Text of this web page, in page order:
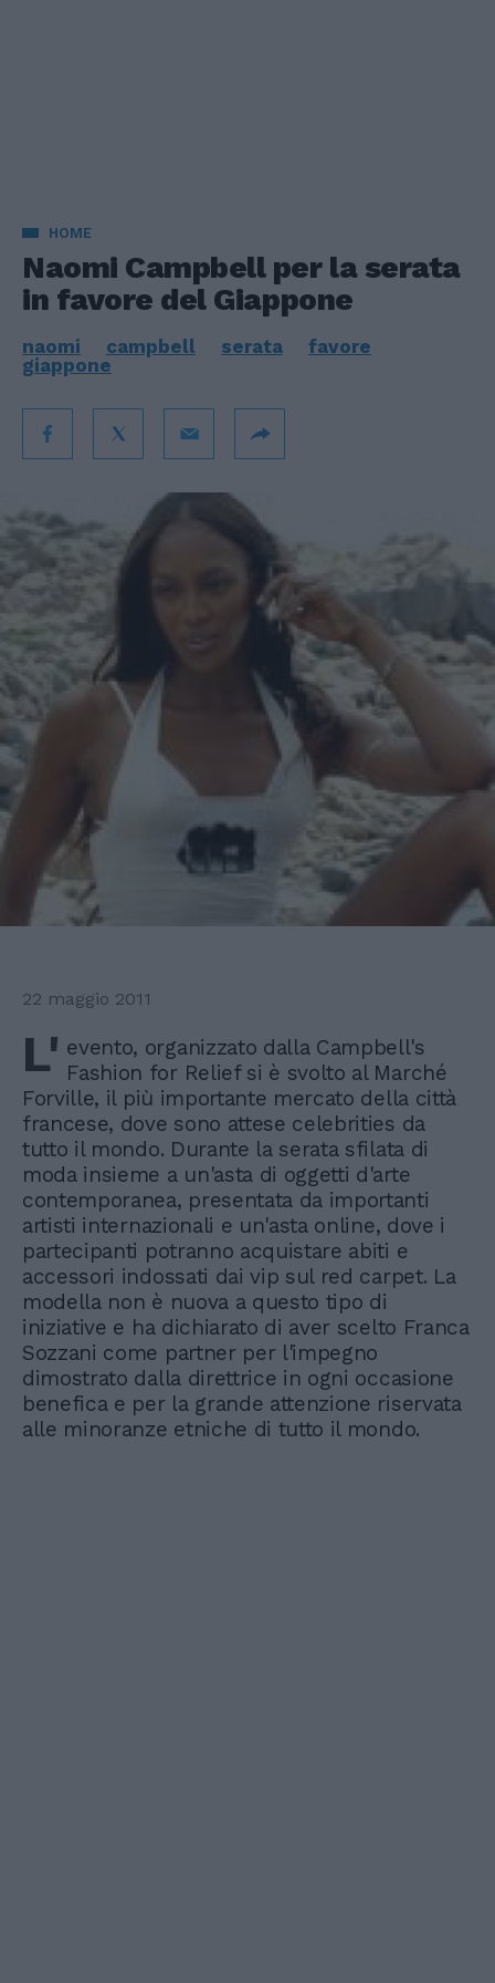
HOME
Naomi Campbell per la serata
in favore del Giappone
naomi campbell serata
favore
giappone
22 maggio 2011
L' evento, organizzato dalla Campbell's
Fashion for Relief si è svolto al Marché
Forville, il più importante mercato della città
francese, dove sono attese celebrities da
tutto il mondo. Durante la serata sfilata di
moda insieme a un'asta di oggetti d'arte
contemporanea, presentata da importanti
artisti internazionali e un'asta online, dove i
partecipanti potranno acquistare abiti e
accessori indossati dai vip sul red carpet. La
modella non è nuova a questo tipo di
iniziative e ha dichiarato di aver scelto Franca
Sozzani come partner per l'impegno
dimostrato dalla direttrice in ogni occasione
benefica e per la grande attenzione riservata
alle minoranze etniche di tutto il mondo.